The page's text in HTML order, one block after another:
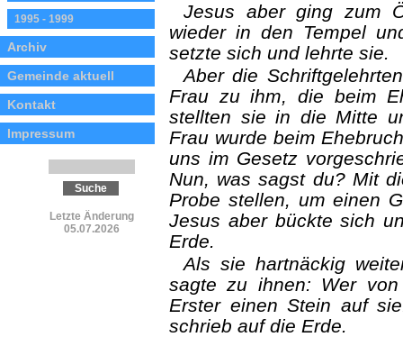
1995 - 1999
Archiv
Gemeinde aktuell
Kontakt
Impressum
Letzte Änderung
05.07.2026
Jesus aber ging zum
wieder in den Tempel
setzte sich und lehrte sie.
Aber die
Frau zu ihm, die beim
stellten sie in die Mitte
Frau wurde beim
uns im Gesetz
Nun, was sagst du? Mit
Probe stellen, um einen
Jesus aber bückte sich
Erde.
Als sie hartnäckig
sagte zu ihnen: Wer
Erster einen Stein auf
schrieb auf die Erde.